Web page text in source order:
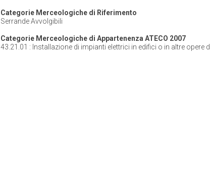
Categorie Merceologiche di Riferimento
Serrande Avvolgibili
Categorie Merceologiche di Appartenenza ATECO 2007
43.21.01 : Installazione di impianti elettrici in edifici o in altre